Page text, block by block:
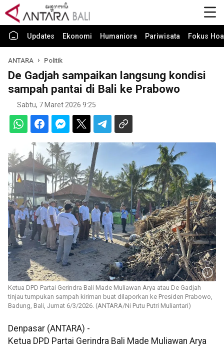
Updates Ekonomi Humaniora Pariwisata Fokus
ANTARA Politik
De Gadjah sampaikan langsung kondisi
sampah pantai di Bali ke Prabowo
Sabtu, 7 Maret 2026 9:25
Ketua DPD Partai Gerindra Bali Made Muliawan Arya atau De Gadjah
tinjau tumpukan sampah kiriman buat dilaporkan ke Presiden Prabowo,
Badung, Bali, Jumat 6/3/2026. (ANTARA/Ni Putu Putri Muliantari)
Denpasar (ANTARA) -
Ketua DPD Partai Gerindra Bali Made Muliawan Arya